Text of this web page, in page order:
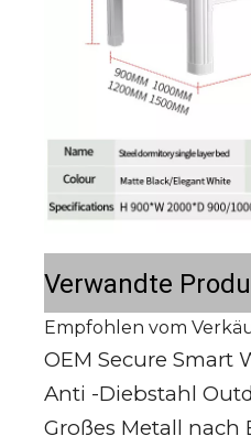
Verwandte
Empfohlen vom
OEM Secure Smart
Anti -Diebstahl
Großes Metall